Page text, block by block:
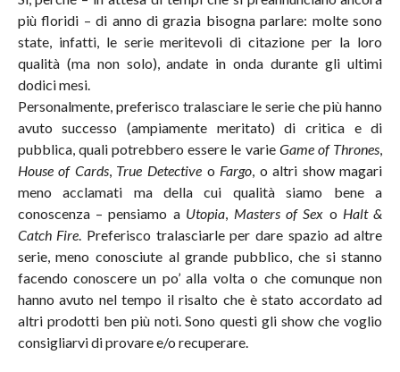
più floridi – di anno di grazia bisogna parlare: molte sono
state, infatti, le serie meritevoli di citazione per la loro
qualità (ma non solo), andate in onda durante gli ultimi
dodici mesi.
Personalmente, preferisco tralasciare le serie che più hanno
avuto successo (ampiamente meritato) di critica e di
pubblica, quali potrebbero essere le varie Game of Thrones,
House of Cards, True Detectiveo Fargo, o altri show magari
meno acclamati ma della cui qualità siamo bene a
conoscenza – pensiamo a Utopia, Masters of Sex o Halt &
Catch Fire. Preferisco tralasciarle per dare spazio ad altre
serie, meno conosciute al grande pubblico, che si stanno
facendo conoscere un po’ alla volta o che comunque non
hanno avuto nel tempo il risalto che è stato accordato ad
altri prodotti ben più noti. Sono questi gli show che voglio
consigliarvi di provare e/o recuperare.